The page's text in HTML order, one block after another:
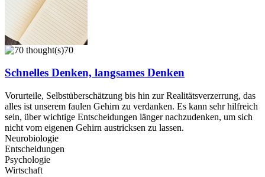
70
Schnelles Denken, langsames Denken
Vorurteile, Selbstüberschätzung bis hin zur Realitätsverzerrung, das
alles ist unserem faulen Gehirn zu verdanken. Es kann sehr hilfreich
sein, über wichtige Entscheidungen länger nachzudenken, um sich
nicht vom eigenen Gehirn austricksen zu lassen.
Neurobiologie
Entscheidungen
Psychologie
Wirtschaft